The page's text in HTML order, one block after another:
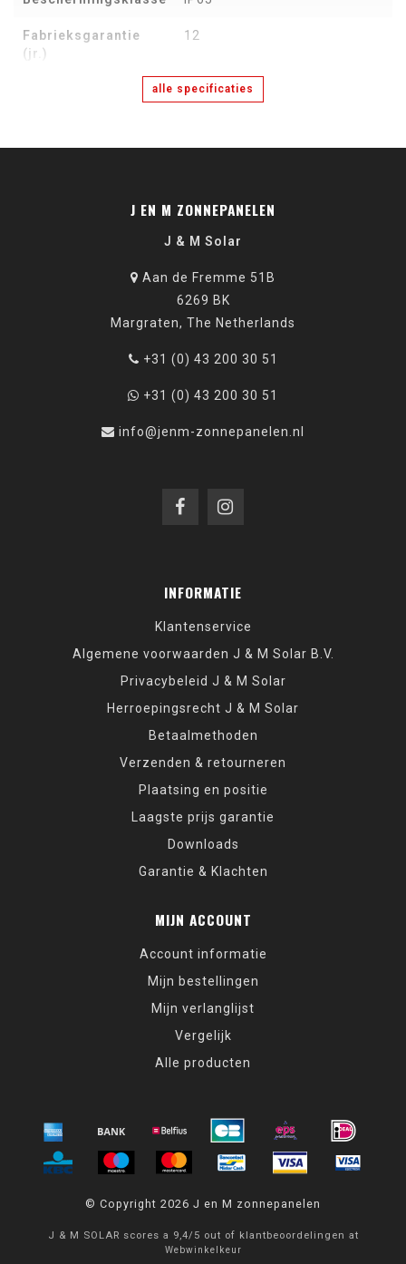
Fabrieksgarantie
(jr.)
12
alle specificaties
J EN M ZONNEPANELEN
J & M Solar
Aan de Fremme 51B
6269 BK
Margraten, The Netherlands
+31 (0) 43 200 30 51
+31 (0) 43 200 30 51
info@jenm-zonnepanelen.nl
INFORMATIE
Klantenservice
Algemene voorwaarden J & M Solar B.V.
Privacybeleid J & M Solar
Herroepingsrecht J & M Solar
Betaalmethoden
Verzenden & retourneren
Plaatsing en positie
Laagste prijs garantie
Downloads
Garantie & Klachten
MIJN ACCOUNT
Account informatie
Mijn bestellingen
Mijn verlanglijst
Vergelijk
Alle producten
© Copyright 2026 J en M zonnepanelen
J & M SOLAR scores a 9,4/ 5 out of klantbeoordelingen at
Webwinkelkeur